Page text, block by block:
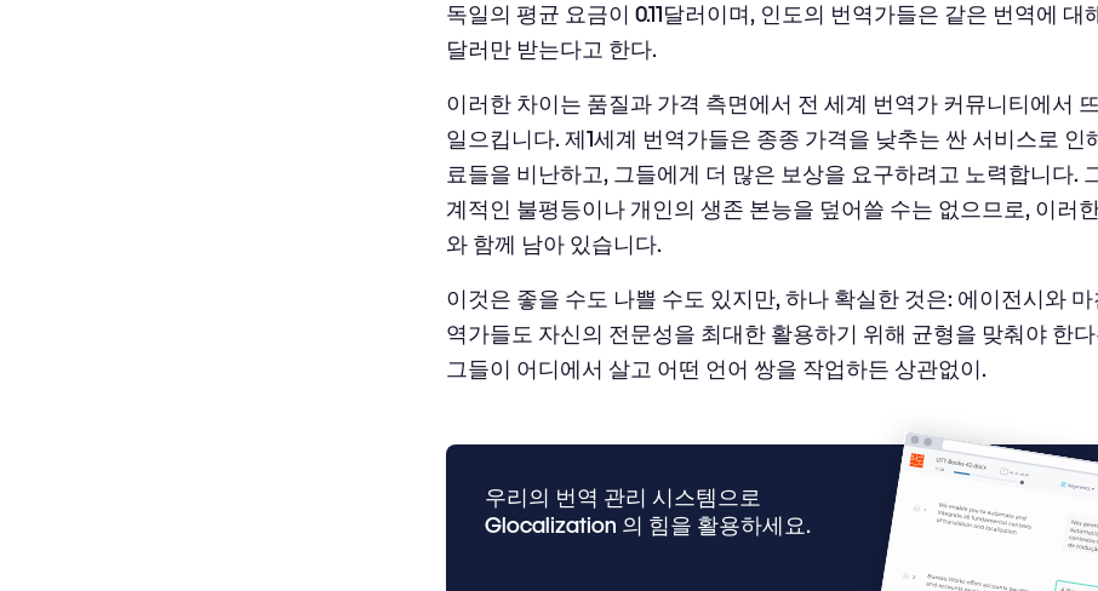
독일의 평균 요금이 0.11달러이며, 인도의 번역가들은 같은 번역에 대
달러만 받는다고 한다.
이러한 차이는 품질과 가격 측면에서 전 세계 번역가 커뮤니티에서
일으킵니다. 제1세계 번역가들은 종종 가격을 낮추는 싼 서비스로 인
료들을 비난하고, 그들에게 더 많은 보상을 요구하려고 노력합니다.
계적인 불평등이나 개인의 생존 본능을 덮어쓸 수는 없으므로, 이러
와 함께 남아 있습니다.
이것은 좋을 수도 나쁠 수도 있지만, 하나 확실한 것은: 에이전시와
역가들도 자신의 전문성을 최대한 활용하기 위해 균형을 맞춰야 한
그들이 어디에서 살고 어떤 언어 쌍을 작업하든 상관없이.
우리의 번역 관리 시스템으로
Glocalization 의 힘을 활용하세요.